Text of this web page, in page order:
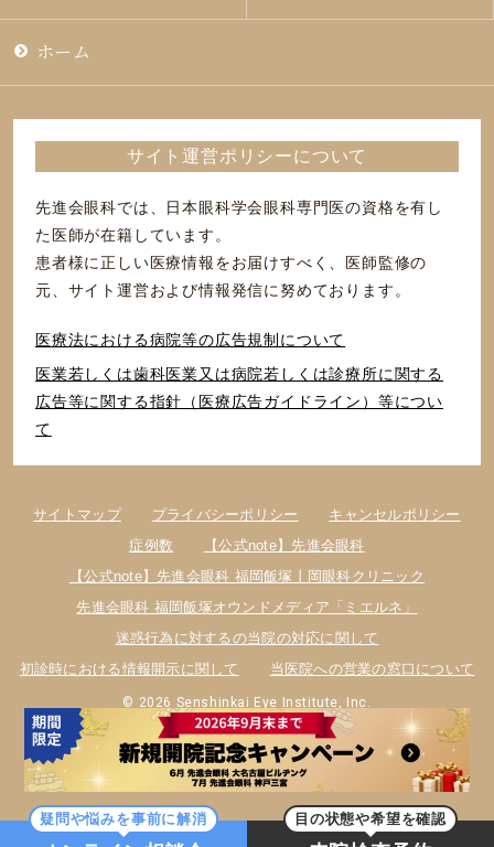
ホーム
サイト運営ポリシーについて
先進会眼科では、日本眼科学会眼科専門医の資格を有し
た医師が在籍しています。
患者様に正しい医療情報をお届けすべく、医師監修の
元、サイト運営および情報発信に努めております。
医療法における病院等の広告規制について
医業若しくは⻭科医業⼜は病院若しくは診療所に関する
広告等に関する指針（医療広告ガイドライン）等につい
て
サイトマップ プライバシーポリシー
キャンセルポリシー
症例数
【公式note】先進会眼科
【公式note】先進会眼科 福岡飯塚丨岡眼科クリニック
先進会眼科 福岡飯塚オウンドメディア「ミエルネ」
迷惑行為に対するの当院の対応に関して
初診時における情報開示に関して
当医院への営業の窓口について
© 2026 Senshinkai Eye Institute, Inc.
疑問や悩みを事前に解消 目の状態や希望を確認